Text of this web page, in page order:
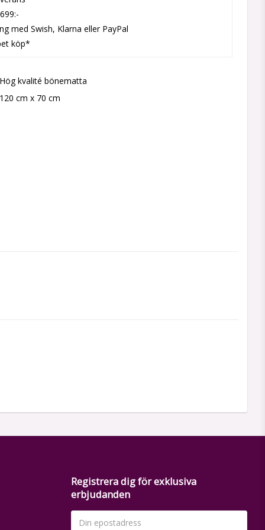
med Swish, Klarna eller PayPal
köp*
Hög kvalité bönematta
120 cm x 70 cm
Registrera dig för exklusiva
erbjudanden